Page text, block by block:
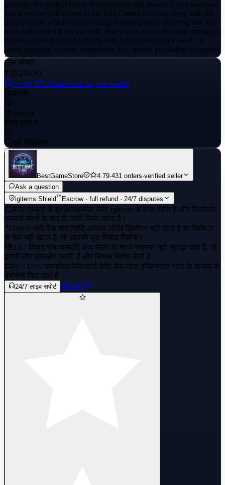
provides the perfect blend of exclusivity and power. Upon purchase,
you'll receive full access to the Riot Games account along with the
linked email, which can be changed immediately, ensuring that you
have full control from the start. Don’t miss out on this opportunity to
enhance your Valorant journey with a truly unique account! To
avoid potential account suspension, it is strictly prohibited to contact
Riot Games support regarding any question.
कुल कीमत
₹39,288.90
+≈ ₹1,571.5cash back to your wallet
डिलीवरी
Instant
ईमेल एक्सेस
पूर्ण नियंत्रण
BestGameStore 4.79·431 orders·verified seller
Ask a question
igitems Shield™ Escrow · full refund · 24/7 disputes
पेमेंट एस्क्रो में सुरक्षितआपका पेमेंट igitems के पास रहता है और डिलीवरी
कन्फर्म करने के बाद ही जारी किया जाता है।
100% मनी-बैक गारंटीयदि आपका ऑर्डर डिलीवर नहीं होता है या लिस्टिंग
से मेल नहीं खाता है, तो आपको पूरा रिफंड मिलेगा।
24/7 विवाद समाधानयदि आप सेलर के साथ समस्या नहीं सुलझा पाते हैं, तो
हमारी टीम हस्तक्षेप करती है और निष्पक्ष निर्णय लेती है।
PCI DSS प्रमाणित पेमेंटकार्ड पेमेंट बैंक-ग्रेड एन्क्रिप्टेड गेटवे के माध्यम से
प्रोसेस किए जाते हैं।
24/7 लाइव सपोर्ट और जानें